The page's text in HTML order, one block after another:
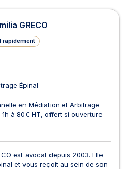
GRECO
rapidement
Épinal
en Médiation et Arbitrage
à 80€ HT, offert si ouverture
est avocat depuis 2003. Elle
et vous reçoit au sein de son